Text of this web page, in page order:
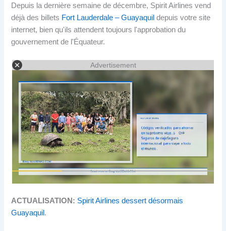
Depuis la dernière semaine de décembre, Spirit Airlines vend
déjà des billets Fort Lauderdale – Guayaquil depuis votre site
internet, bien qu'ils attendent toujours l'approbation du
gouvernement de l'Équateur.
Advertisement
ACTUALISATION: Spirit Airlines dessert désormais
Guayaquil.